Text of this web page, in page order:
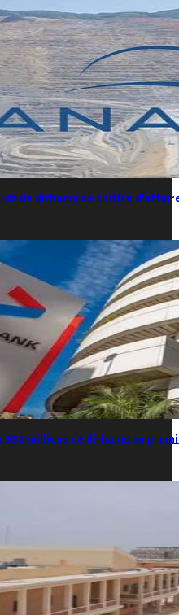
de dirhams de chiffre
532 millions de dirhams au